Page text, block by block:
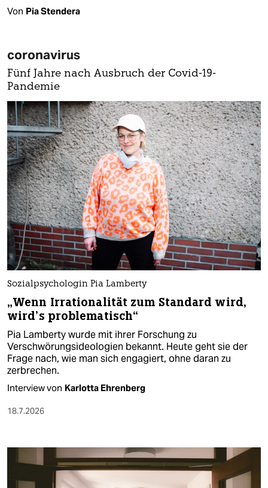
Von Pia Stendera
coronavirus
Fünf Jahre nach Ausbruch der Covid-19-
Pandemie
Sozialpsychologin Pia Lamberty
„Wenn Irrationalität zum Standard wird,
wird’s problematisch“
Pia Lamberty wurde mit ihrer Forschung zu
Verschwörungsideologien bekannt. Heute geht sie der
Frage nach, wie man sich engagiert, ohne daran zu
zerbrechen.
Interview von Karlotta Ehrenberg
18.7.2026